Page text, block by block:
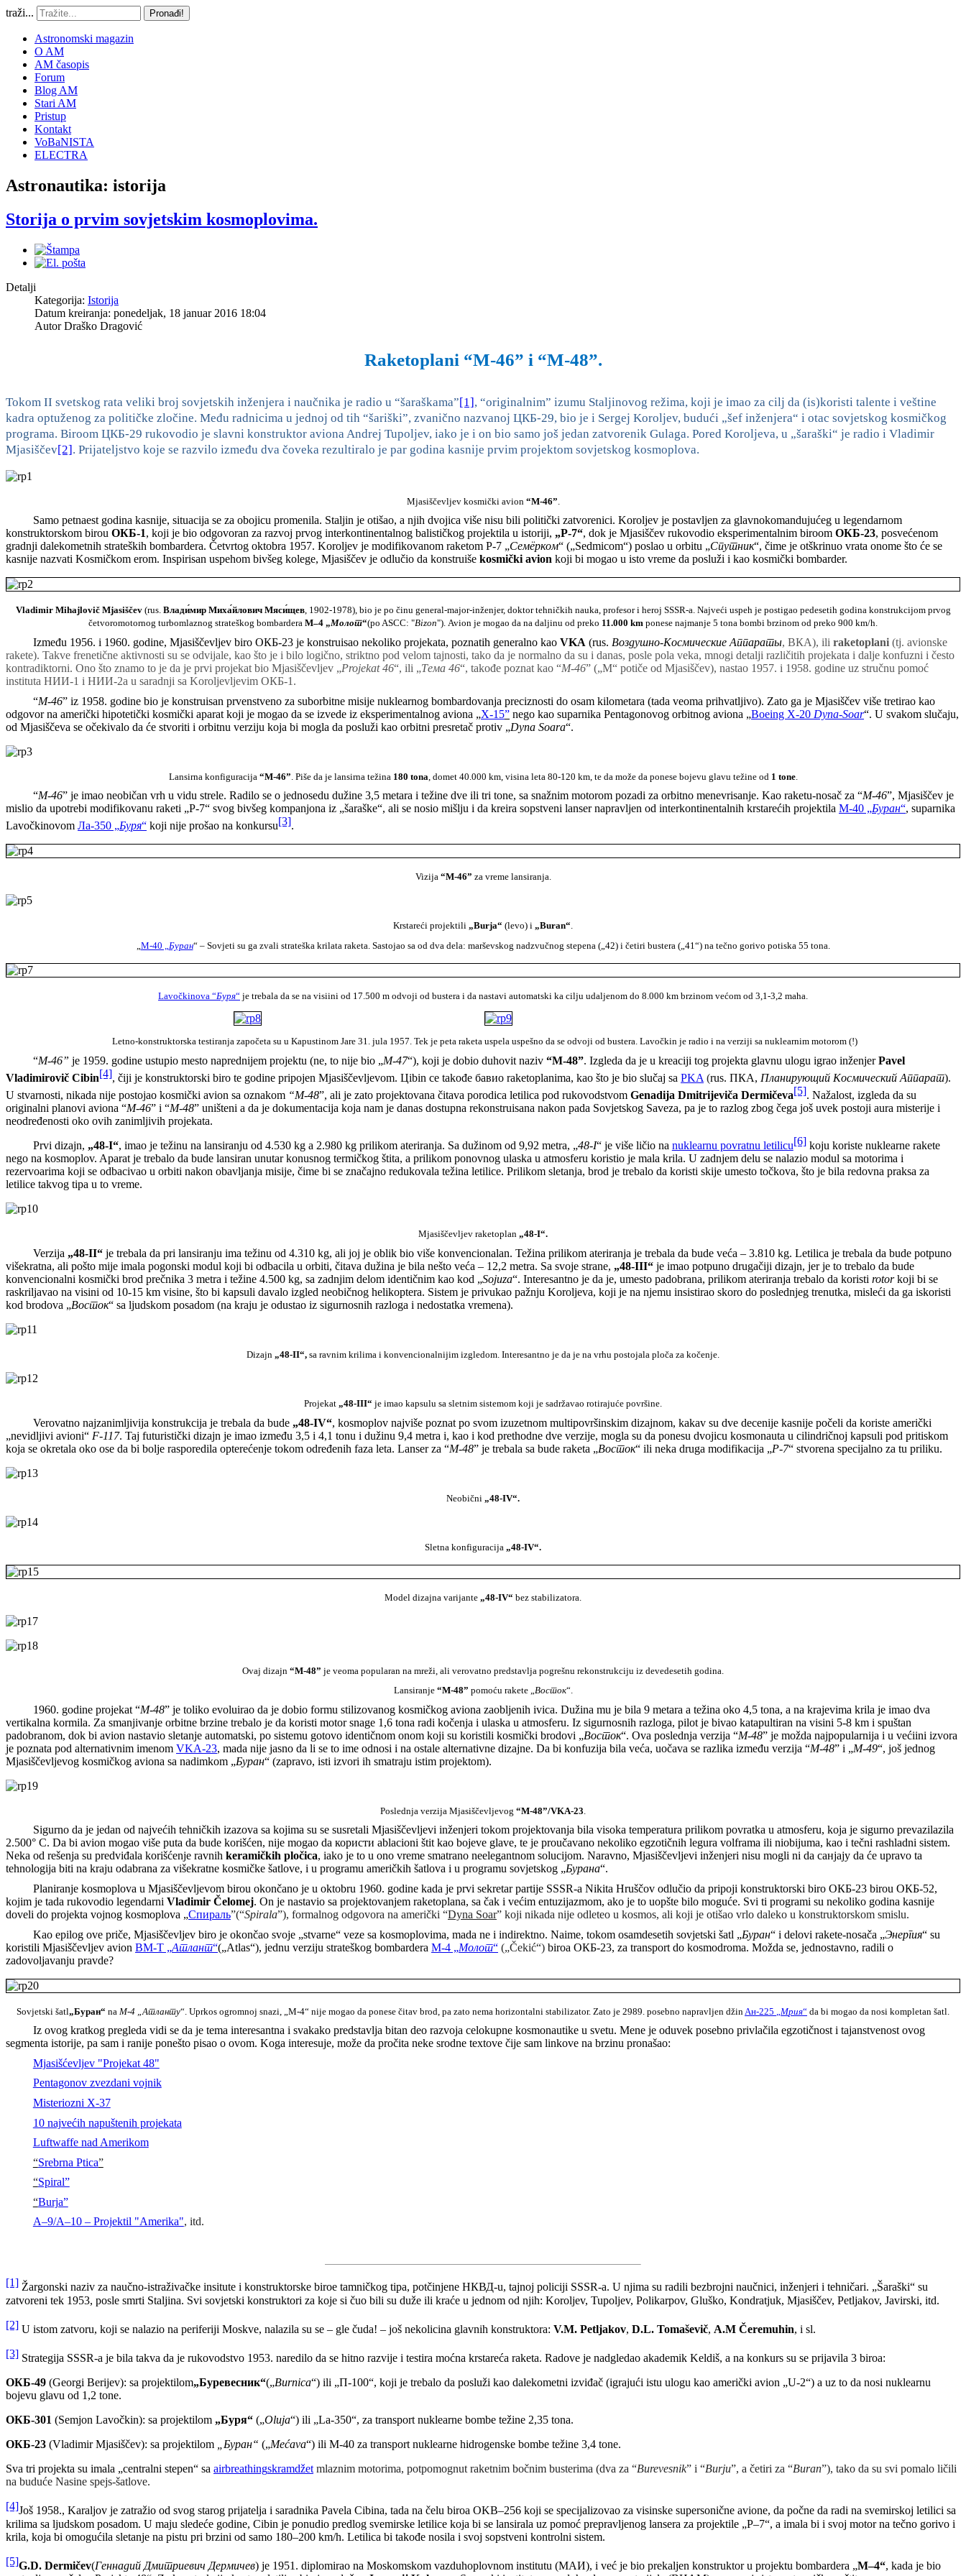
traži... Pronađi!
Astronomski magazin
O AM
AM časopis
Forum
Blog AM
Stari AM
Pristup
Kontakt
VoBaNISTA
ELECTRA
Astronautika: istorija
Storija o prvim sovjetskim kosmoplovima.
Detalji
Kategorija: Istorija
Datum kreiranja: ponedeljak, 18 januar 2016 18:04
AutorDraško Dragović
Raketoplani “M-46” i “M-48”.
Tokom II svetskog rata veliki broj sovjetskih inženjera i naučnika je radio u “šaraškama”[1], “originalnim” izumu Staljinovog režima, koji je imao za cilj da (is)koristi talente i veštine
kadra optuženog za političke zločine. Među radnicima u jednoj od tih “šariški”, zvanično nazvanoj ЦКБ-29, bio je i Sergej Koroljev, budući „šef inženjera“ i otac sovjetskog kosmičkog
programa. Biroom ЦКБ-29 rukovodio je slavni konstruktor aviona Andrej Tupoljev, iako je i on bio samo još jedan zatvorenik Gulaga. Pored Koroljeva, u „šaraški“ je radio i Vladimir
Mjasiščev[2]. Prijateljstvo koje se razvilo između dva čoveka rezultiralo je par godina kasnije prvim projektom sovjetskog kosmoplova.
Mjasiščevljev kosmički avion “M-46”
Samo petnaest godina kasnije, situacija se za obojicu promenila. Staljin je otišao, a njih dvojica više nisu bili politički zatvorenici. Koroljev je postavljen za glavnokomandujućeg u legendarnom
konstruktorskom birou ОКБ-1, koji je bio odgovoran za razvoj prvog interkontinentalnog balističkog projektila u istoriji, „Р-7“, dok je Mjasiščev rukovodio eksperimentalnim biroom OКБ-23, posvećenom
gradnji dalekometnih strateških bombardera. Četvrtog oktobra 1957. Koroljev je modifikovanom raketom Р-7 „Семёрком“ („Sedmicom“) poslao u orbitu „Спутник“, čime je otškrinuo vrata onome što će se
kasnije nazvati Kosmičkom erom. Inspirisan uspehom bivšeg kolege, Mjasiščev je odlučio da konstruiše kosmički avion koji bi mogao u isto vreme da posluži i kao kosmički bombarder.
Vladimir Mihajlovič Mjasiščev(rus. Влади́мир Миха́йлович Мяси́щев, 1902-1978), bio je po činu general-major-inženjer, doktor tehničkih nauka, profesor i heroj SSSR-a. Najveći uspeh je postigao pedesetih godina konstrukcijom prvog
četvoromotornog turbomlaznog strateškog bombardera M–4 „Молот“(po ASCC: "Bizon"). Avion je mogao da na daljinu od preko 11.000 km ponese najmanje 5 tona bombi brzinom od preko 900 km/h.
Između 1956. i 1960. godine, Mjasiščevljev biro ОКБ-23 je konstruisao nekoliko projekata, poznatih generalno kao VKA (rus. Воздушно-Космическиe Аппараты, ВКА), ili raketoplani(tj. avionske
rakete). Takve frenetične aktivnosti su se odvijale, kao što je i bilo logično, striktno pod velom tajnosti, tako da je normalno da su i danas, posle pola veka, mnogi detalji različitih projekata i dalje konfuzni i često
kontradiktorni. Ono što znamo to je da je prvi projekat bio Mjasiščevljev „Projekat 46“, ili „Тема 46“, takođe poznat kao “M-46” („M“ potiče od Mjasiščev), nastao 1957. i 1958. godine uz stručnu pomoć
instituta НИИ-1 i НИИ-2a u saradnji sa Koroljevljevim ОКБ-1.
“M-46” iz 1958. godine bio je konstruisan prvenstveno za suborbitne misije nuklearnog bombardovanja preciznosti do osam kilometara (tada veoma prihvatljivo). Zato ga je Mjasiščev više tretirao kao
odgovor na američki hipotetički kosmički aparat koji je mogao da se izvede iz eksperimentalnog aviona „X-15” nego kao suparnika Pentagonovog orbitnog aviona „Boeing X-20 Dyna-Soar“. U svakom slučaju,
od Mjasiščeva se očekivalo da će stvoriti i orbitnu verziju koja bi mogla da posluži kao orbitni presretač protiv „Dyna Soara“.
Lansirna konfiguracija “M-46” . Piše da je lansirna težina 180 tona , domet 40.000 km, visina leta 80-120 km, te da može da ponese bojevu glavu težine od 1 tone.
“M-46” je imao neobičan vrh u vidu strele. Radilo se o jednosedu dužine 3,5 metara i težine dve ili tri tone, sa snažnim motorom pozadi za orbitno menevrisanje. Kao raketu-nosač za “M-46”, Mjasiščev je
mislio da upotrebi modifikovanu raketi „P-7“ svog bivšeg kompanjona iz „šaraške“, ali se nosio mišlju i da kreira sopstveni lanser napravljen od interkontinentalnih krstarećih projektila M-40 „Буран“, suparnika
Lavočkinovom Лa-350 „Буря“ koji nije prošao na konkursu[3].
Vizija “M-46” za vreme lansiranja.
Krstareći projektili „Burja“ (levo) i „Buran“.
„M-40 „Буран“ – Sovjeti su ga zvali strateška krilata raketa. Sastojao sa od dva dela: marševskog nadzvučnog stepena („42) i četiri bustera („41“) na tečno gorivo potiska 55 tona.
Lavočkinova “Буря“ je trebala da se na visiini od 17.500 m odvoji od bustera i da nastavi automatski ka cilju udaljenom do 8.000 km brzinom većom od 3,1-3,2 maha.
Letno-konstruktorska testiranja započeta su u Kapustinom Jare 31. jula 1957. Tek je peta raketa uspela uspešno da se odvoji od bustera. Lavočkin je radio i na verziji sa nuklearnim motorom (!)
“M-46” je 1959. godine ustupio mesto naprednijem projektu (ne, to nije bio „M-47“), koji je dobio duhovit naziv “M-48”. Izgleda da je u kreaciji tog projekta glavnu ulogu igrao inženjerPavel
Vladimirovič Cibin[4], čiji je konstruktorski biro te godine pripojen Mjasiščevljevom. Цibin се takođe бавио raketoplanima, kao što je bio slučaj sa PKA (rus. ПКА, Планирующий Космический Аппарат).
U stvarnosti, nikada nije postojao kosmički avion sa oznakom “M-48”, ali je zato projektovana čitava porodica letilica pod rukovodstvom Genadija Dmitrijeviča Dermičeva[5]. Nažalost, izgleda da su
originalni planovi aviona “M-46” i “M-48” uništeni a dа је dokumentacija koja nam je danas dostupna rekonstruisana nakon pada Sovjetskog Saveza, pa je to razlog zbog čega još uvek postoji aura misterije i
neodređenosti oko ovih zanimljivih projekata.
Prvi dizajn, „48-I“, imao je težinu na lansiranju od 4.530 kg a 2.980 kg prilikom ateriranja. Sa dužinom od 9,92 metra, „48-I“ je više ličio na nuklearnu povratnu letilicu[6]koju koriste nuklearne rakete
nego na kosmoplov. Aparat je trebalo da bude lansiran unutar konusnog termičkog štita, a prilikom ponovnog ulaska u atmosferu koristio je mala krila. U zadnjem delu se nalazio modul sa motorima i
rezervoarima koji se odbacivao u orbiti nakon obavljanja misije, čime bi se značajno redukovala težina letilice. Prilikom sletanja, brod je trebalo da koristi skije umesto točkova, što je bila redovna praksa za
letilice takvog tipa u to vreme.
Mjasiščevljev raketoplan „48-I“.
Verzija „48-II“je trebala da pri lansiranju ima težinu od 4.310 kg, ali joj je oblik bio više konvencionalan. Težina prilikom ateriranja je trebala da bude veća – 3.810 kg. Letilica je trebala da bude potpuno
višekratna, ali pošto mije imala pogonski modul koji bi odbacila u orbiti, čitava dužina je bila nešto veća – 12,2 metra. Sa svoje strane, „48-III“ je imao potpuno drugačiji dizajn, jer je to trebalo da bude
konvencionalni kosmički brod prečnika 3 metra i težine 4.500 kg, sa zadnjim delom identičnim kao kod „Sojuza“. Interesantno je da je, umesto padobrana, prilikom ateriranja trebalo da koristi rotorkoji bi se
raskriljavao na visini od 10-15 km visine, što bi kapsuli davalo izgled neobičnog helikoptera. Sistem je privukao pažnju Koroljeva, koji je na njemu insistirao skoro do poslednjeg trenutka, misleći da ga iskoristi
kod brodova „Восток“ sa ljudskom posadom (na kraju je odustao iz sigurnosnih razloga i nedostatka vremena).
Dizajn „48-II“, sa ravnim krilima i konvencionalnijim izgledom. Interesantno je da je na vrhu postojala ploča za kočenje.
Projekat „48-III“ je imao kapsulu sa sletnim sistemom koji je sadržavao rotirajuće površine.
Verovatno najzanimljivija konstrukcija je trebala da bude „48-IV“, kosmoplov najviše poznat po svom izuzetnom multipovršinskim dizajnom, kakav su dve decenije kasniјe počeli da koriste američki
„nevidljivi avioni“ F-117. Taj futuristički dizajn je imao između 3,5 i 4,1 tonu i dužinu 9,4 metra i, kao i kod prethodne dve verzije, mogla su da ponesu dvojicu kosmonauta u cilindričnoj kapsuli pod pritiskom
koja se okretala oko ose da bi bolje rasporedila opterećenje tokom određenih faza leta. Lanser za “M-48” je trebala sa bude raketa „Восток“ ili neka druga modifikacija „Р-7“ stvorena specijalno za tu priliku.
Neobični „48-IV“.
Sletna konfiguracija „48-IV“.
Model dizajna varijante „48-IV“ bez stabilizatora.
Ovaj dizajn “M-48” je veoma popularan na mreži, ali verovatno predstavlja pogrešnu rekonstrukciju iz devedesetih godina.
Lansiranje “M-48” pomoću rakete „Восток“.
1960. godine projekat “M-48” je toliko evoluirao da je dobio formu stilizovanog kosmičkog aviona zaobljenih ivica. Dužina mu je bila 9 metara a težina oko 4,5 tona, a na krajevima krila je imao dva
vertikalna kormila. Za smanjivanje orbitne brzine trebalo je da koristi motor snage 1,6 tona radi kočenja i ulaska u atmosferu. Iz sigurnosnih razloga, pilot je bivao katapultiran na visini 5-8 km i spuštan
padobranom, dok bi avion nastavio sletanje automatski, po sistemu gotovo identičnom onom koji su koristili kosmički brodovi „Восток“. Ova poslednja verzija “M-48” je možda najpopularnija i u većiini izvora
je poznata pod alternativnim imenom VKA-23, mada nije jasno da li se to ime odnosi i na ostale alternativne dizajne. Da bi konfuzija bila veća, uočava se razlika između verzija “M-48” i „M-49“, još jednog
Mjasiščevljevog kosmičkog aviona sa nadimkom „Буран“ (zapravo, isti izvori ih smatraju istim projektom).
Poslednja verzija Mjasiščevljevog “M-48”/VKA-23
Sigurno da je jedan od najvećih tehničkih izazova sa kojima su se susretali Mjasiščevljevi inženjeri tokom projektovanja bila visoka temperatura prilikom povratka u atmosferu, koja je sigurno prevazilazila
2.500° C. Da bi avion mogao više puta da bude korišćen, nije mogao da користи ablacioni štit kao bojeve glave, te je proučavano nekoliko egzotičnih legura volframa ili niobijuma, kao i tečni rashladni sistem.
Neka od rešenja su predviđala korišćenje ravnih keramičkih pločica, iako je to u ono vreme smatrano neelegantnom solucijom. Naravno, Mjasiščevljevi inženjeri nisu mogli ni da санјају da će upravo ta
tehnologija biti na kraju odabrana za višekratne kosmičke šatlove, i u programu američkih šatlova i u programu sovjetskog „Бурана“.
Planiranje kosmoplova u Mjasiščevljevom birou okončano je u oktobru 1960. godine kada je prvi sekretar partije SSSR-a Nikita Hruščov odlučio da pripoji konstruktorski biro ОКБ-23 birou ОКБ-52,
kojim je tada rukovodio legendarni Vladimir Čelomej. On je nastavio sa projektovanjem raketoplana, sa čak i većim entuzijazmom, ako je to uopšte bilo moguće. Svi ti programi su nekoliko godina kasnije
doveli do projekta vojnog kosmoplova „Спираль”(“Spirala”), formalnog odgovora na američki “Dyna Soar” koji nikada nije odleteo u kosmos, ali koji je otišao vrlo daleko u konstruktorskom smislu.
Kao epilog ove priče, Mjasiščevljev biro je okončao svoje „stvarne“ veze sa kosmoplovima, mada ne i indirektno. Naime, tokom osamdesetih sovjetski šatl „Буран“ i delovi rakete-nosača „Энергия“ su
koristili Mjasiščevljev avion ВМ-Т „Атлант“(„Atlas“), jednu verziju strateškog bombardera M-4 „Молот“ („Čekić“) biroa ОКБ-23, za transport do kosmodroma. Možda se, jednostavno, radili o
zadovoljavanju pravde?
Sovjetski šatl„Буран“ na M-4 „Атланту“. Uprkos ogromnoj snazi, „M-4“ nije mogao da ponese čitav brod, pa zato nema horizontalni stabilizator. Zato je 2989. posebno napravljen džin Aн-225 Mрия“ da bi mogao da nosi kompletan šatl.
Iz ovog kratkog pregleda vidi se da je tema interesantna i svakako predstavlja bitan deo razvoja celokupne kosmonautike u svetu. Mene je oduvek posebno privlačila egzotičnost i tajanstvenost ovog
segmenta istorije, pa sam i ranije ponešto pisao o ovom. Koga interesuje, može da pročita neke srodne textove čije sam linkove na brzinu pronašao:
Mjasišćevljev "Projekat 48"
Pentagonov zvezdani vojnik
Misteriozni X-37
10 najvećih napuštenih projekata
Luftwaffe nad Amerikom
“Srebrna Ptica”
“Spiral”
“Burja”
A–9/A–10 – Projektil "Amerika", itd.
[1] Žargonski naziv za naučno-istraživačke insitute i konstruktorske biroe tamničkog tipa, potčinjene НКВД-u, tajnoj policiji SSSR-a. U njima su radili bezbrojni naučnici, inženjeri i tehničari. „Šaraški“ su
zatvoreni tek 1953, posle smrti Staljina. Svi sovjetski konstruktori za koje si čuo bili su duže ili kraće u jednom od njih: Koroljev, Tupoljev, Polikarpov, Gluško, Kondratjuk, Mjasiščev, Petljakov, Javirski, itd.
[2] U istom zatvoru, koji se nalazio na periferiji Moskve, nalazila su se – gle čuda! – još nekolicina glavnih konstruktora: V.M. Petljakov, D.L. Tomaševič, A.M Čeremuhin, i sl.
[3] Strategija SSSR-a je bila takva da je rukovodstvo 1953. naredilo da se hitno razvije i testira moćna krstareća raketa. Radove je nadgledao akademik Keldiš, a na konkurs su se prijavila 3 biroa:
ОКБ-49 (Georgi Berijev): sa projektilom„Буревесник“(„Burnica“) ili „П-100“, koji je trebalo da posluži kao dalekometni izviđač (igrajući istu ulogu kao američki avion „U-2“) a uz to da nosi nuklearnu
bojevu glavu od 1,2 tone.
ОКБ-301 (Semjon Lavočkin): sa projektilom „Буря“ („Oluja“) ili „La-350“, za transport nuklearne bombe težine 2,35 tona.
ОКБ-23 (Vladimir Mjasiščev): sa projektilom „Буран“ („Mećava“) ili M-40 za transport nuklearne hidrogenske bombe težine 3,4 tone.
Sva tri projekta su imala „centralni stepen“ sa airbreathingskramdžetmlaznim motorima, potpomognut raketnim bočnim busterima (dva za “Burevesnik” i “Burju”, a četiri za “Buran”), tako da su svi pomalo ličili
na buduće Nasine spejs-šatlove.
[4]Još 1958., Karaljov je zatražio od svog starog prijatelja i saradnika Pavela Cibina, tada na čelu biroa OKB–256 koji se specijalizovao za visinske supersonične avione, da počne da radi na svemirskoj letilici sa
krilima sa ljudskom posadom. U maju sledeće godine, Cibin je ponudio predlog svemirske letilice koja bi se lansirala uz pomoć prepravljenog lansera za projektile „P–7“, a imala bi i svoj motor na tečno gorivo i
krila, koja bi omogućila sletanje na pistu pri brzini od samo 180–200 km/h. Letilica bi takođe nosila i svoj sopstveni kontrolni sistem.
[5]G.D. Dermičev(Геннадий Дмитриевич Дермичев) je 1951. diplomirao na Moskomskom vazduhoplovnom institutu (МАИ), i već je bio prekaljen konstruktor u projektu bombardera „M–4“, kada je bio